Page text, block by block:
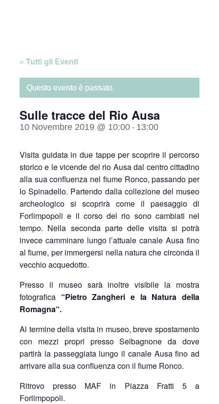
« Tutti gli Eventi
Questo evento è passato.
Sulle tracce del Rio Ausa
10 Novembre 2019 @ 10:00 - 13:00
Visita guidata in due tappe per scoprire il percorso
storico e le vicende del rio Ausa dal centro cittadino
alla sua confluenza nel fiume Ronco, passando per
lo Spinadello. Partendo dalla collezione del museo
archeologico si scoprirà come il paesaggio di
Forlimpopoli e il corso del rio sono cambiati nel
tempo. Nella seconda parte delle visita si potrà
invece camminare lungo l’attuale canale Ausa fino
al fiume, per immergersi nella natura che circonda il
vecchio acquedotto.
Presso il museo sarà inoltre visibile la mostra
fotografica “Pietro Zangheri e la Natura della
Romagna“.
Al termine della visita in museo, breve spostamento
con mezzi propri presso Selbagnone da dove
partirà la passeggiata lungo il canale Ausa fino ad
arrivare alla sua confluenza con il fiume Ronco.
Ritrovo presso MAF in Piazza Fratti 5 a
Forlimpopoli.